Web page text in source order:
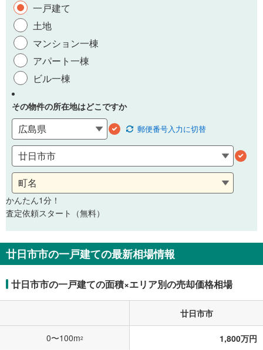
一戸建て
土地
マンション一棟
アパート一棟
ビル一棟
その物件の所在地はどこですか
郵便番号入力に切替
かんたん1分！
査定依頼スタート（無料）
廿日市市の一戸建ての最新相場情報
廿日市市の一戸建ての面積×エリア別の売却価格相場
廿日市市
0〜100m2 1,800万円